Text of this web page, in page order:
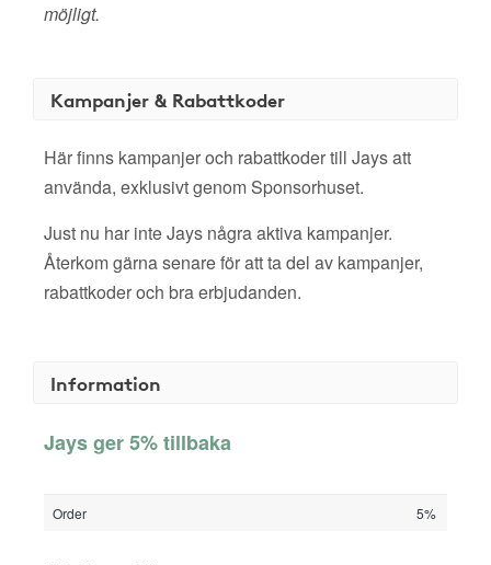
möjligt.
Kampanjer & Rabattkoder
Här finns kampanjer och rabattkoder till Jays att
använda, exklusivt genom Sponsorhuset.
Just nu har inte Jays några aktiva kampanjer.
Återkom gärna senare för att ta del av kampanjer,
rabattkoder och bra erbjudanden.
Information
Jays ger 5% tillbaka
Order 5%